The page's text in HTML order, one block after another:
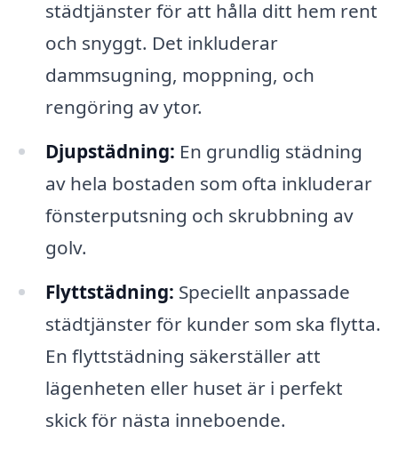
städtjänster för att hålla ditt hem rent
och snyggt. Det inkluderar
dammsugning, moppning, och
rengöring av ytor.
Djupstädning: En grundlig städning
av hela bostaden som ofta inkluderar
fönsterputsning och skrubbning av
golv.
Flyttstädning: Speciellt anpassade
städtjänster för kunder som ska flytta.
En flyttstädning säkerställer att
lägenheten eller huset är i perfekt
skick för nästa inneboende.